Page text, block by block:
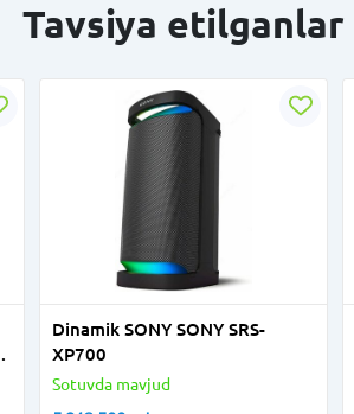
Tavsiya etilganlar
Dinamik SONY SONY SRS-
XP700
Sotuvda mavjud